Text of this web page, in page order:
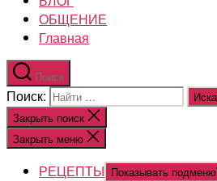
ОБЩЕНИЕ
Главная
Поиск
Поиск:
Закрыть поиск
Закрыть меню
РЕЦЕПТЫ Показывать подменю